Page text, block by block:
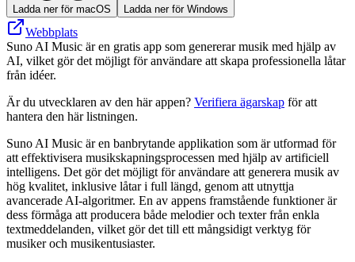
Ladda ner för macOS Ladda ner för Windows
Webbplats
Suno AI Music är en gratis app som genererar musik med hjälp av
AI, vilket gör det möjligt för användare att skapa professionella låtar
från idéer.
Är du utvecklaren av den här appen? Verifiera ägarskap för att
hantera den här listningen.
Suno AI Music är en banbrytande applikation som är utformad för
att effektivisera musikskapningsprocessen med hjälp av artificiell
intelligens. Det gör det möjligt för användare att generera musik av
hög kvalitet, inklusive låtar i full längd, genom att utnyttja
avancerade AI-algoritmer. En av appens framstående funktioner är
dess förmåga att producera både melodier och texter från enkla
textmeddelanden, vilket gör det till ett mångsidigt verktyg för
musiker och musikentusiaster.